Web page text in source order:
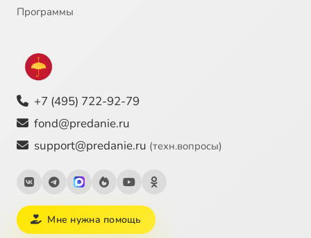
Программы
+7 (495) 722-92-79
fond@predanie.ru
support@predanie.ru (техн.вопросы)
Мне нужна помощь